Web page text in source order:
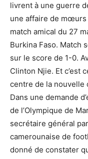
livrent à une guerre
une affaire de
match amical du 27
Burkina Faso. Match
sur le score de 1-0.
Clinton Njie. Et c’est
centre de la nouvelle
Dans une demande
de l’Olympique de
secrétaire général
camerounaise de
donné de constater